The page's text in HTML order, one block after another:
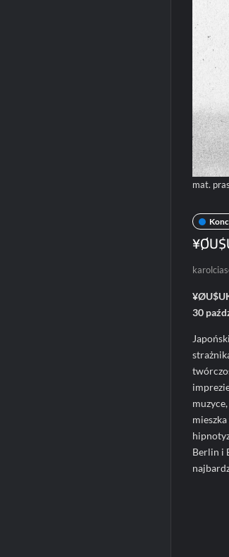
mat.
30
Berlin i